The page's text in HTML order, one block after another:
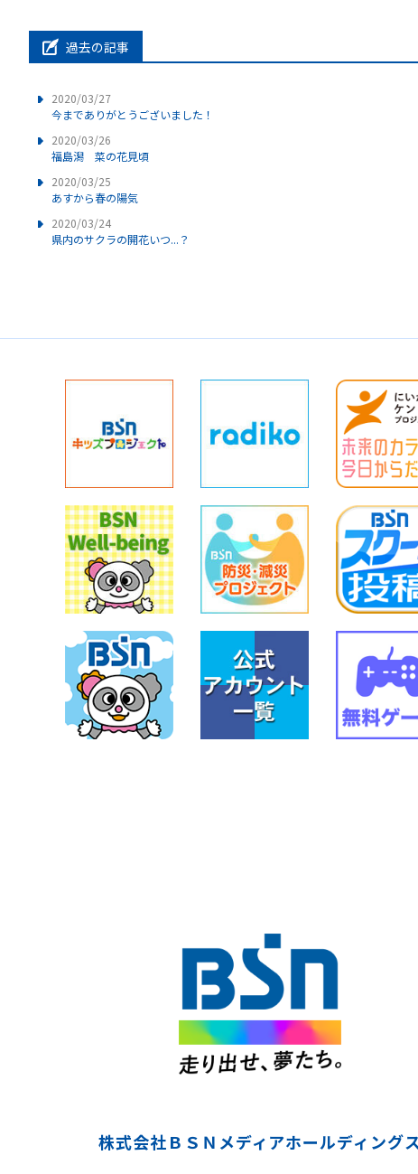
過去の記事
2020/03/27
今までありがとうございました！
2020/03/26
福島潟 菜の花見頃
2020/03/25
あすから春の陽気
2020/03/24
県内のサクラの開花いつ...？
株式会社ＢＳＮメディアホールディング